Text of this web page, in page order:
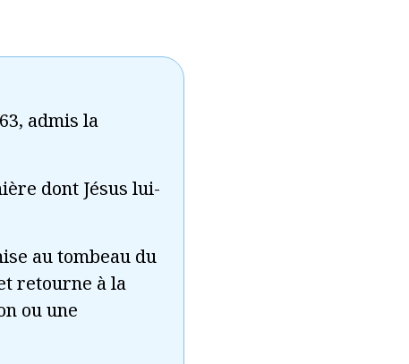
admis la
dont Jésus lui-
au tombeau du
retourne à la
ou une